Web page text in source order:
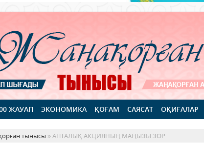
ЖАУАП ЭКОНОМИКА ҚОҒАМ САЯСАТ ОҚИҒАЛАР
тынысы » АПТАЛЫҚ АКЦИЯНЫҢ МАҢЫЗЫ ЗОР